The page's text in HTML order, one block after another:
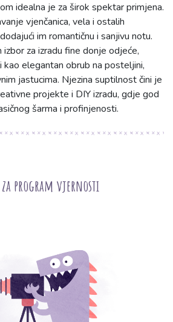
idealna je za širok spektar primjena.
vjenčanica, vela i ostalih
im romantičnu i sanjivu notu.
izbor za izradu fine donje odjeće,
kao elegantan obrub na posteljini,
jastucima. Njezina suptilnost čini je
projekte i DIY izradu, gdje god
šarma i profinjenosti.
za program vjernosti